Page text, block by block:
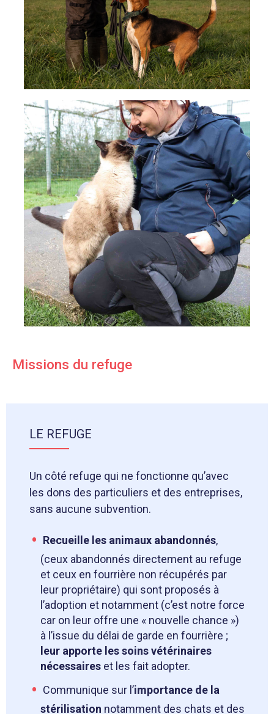
Missions du refuge
LE REFUGE
Un côté refuge qui ne fonctionne qu’avec
les dons des particuliers et des entreprises,
sans aucune subvention.
Recueille les animaux abandonnés,
(ceux abandonnés directement au refuge
et ceux en fourrière non récupérés par
leur propriétaire) qui sont proposés à
l’adoption et notamment (c’est notre force
car on leur offre une « nouvelle chance »)
à l’issue du délai de garde en fourrière ;
leur apporte les soins vétérinaires
nécessaires et les fait adopter.
Communique sur l’importance de la
stérilisation notamment des chats et des